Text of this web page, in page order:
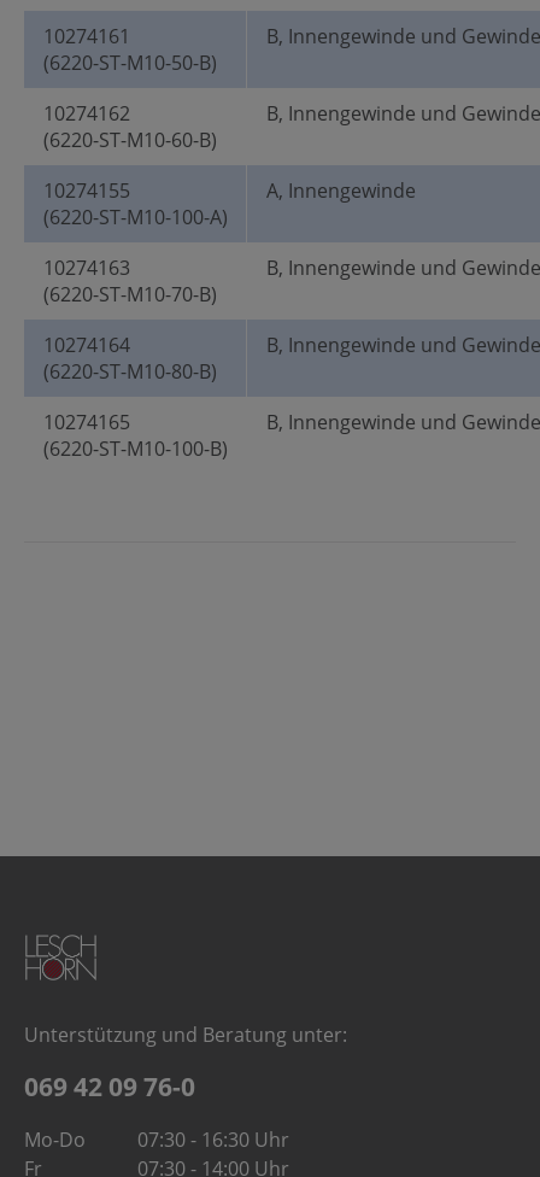
10274161
(6220-ST-M10-50-B)
B, Innengewinde und
10274162
(6220-ST-M10-60-B)
B, Innengewinde und
10274155
(6220-ST-M10-100-A)
A, Innengewinde
10274163
(6220-ST-M10-70-B)
B, Innengewinde und
10274164
(6220-ST-M10-80-B)
B, Innengewinde und
10274165
(6220-ST-M10-100-B)
B, Innengewinde und
Unterstützung und Beratung unter:
069 42 09 76-0
Mo-Do
07:30 - 16:30 Uhr
Fr
07:30 - 14:00 Uhr